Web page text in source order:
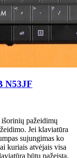
N53JF
pažeidimų
Jei klaviatūra
sujungimas ko
kuriais atvėjais visa
būtų pažeista.